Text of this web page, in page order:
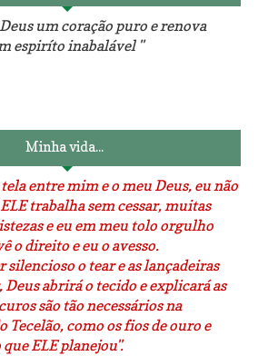
um coração puro e renova
espiríto inabalável "
Minha vida...
tela entre mim e o meu Deus, eu não
trabalha sem cessar, muitas
e eu em meu tolo orgulho
o direito e eu o avesso.
silencioso o tear e as lançadeiras
Deus abrirá o tecido e explicará as
são tão necessários na
Tecelão, como os fios de ouro e
ELE planejou".